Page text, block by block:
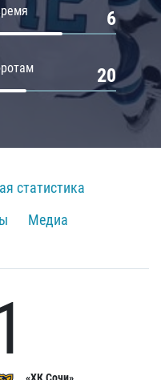
6
20
статистика
Медиа
«ХК Сочи»